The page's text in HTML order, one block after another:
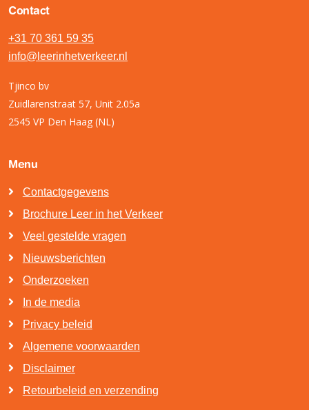
Contact
+31 70 361 59 35
info@leerinhetverkeer.nl
Tjinco bv
Zuidlarenstraat 57, Unit 2.05a
2545 VP Den Haag (NL)
Menu
Contactgegevens
Brochure Leer in het Verkeer
Veel gestelde vragen
Nieuwsberichten
Onderzoeken
In de media
Privacy beleid
Algemene voorwaarden
Disclaimer
Retourbeleid en verzending